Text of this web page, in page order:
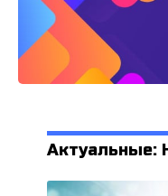
Актуальные: